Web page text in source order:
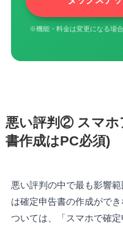
※機能・料金は変更になる場
悪い評判② スマホ
書作成はPC必須)
悪い評判の中で最も影響
は確定申告書の作成がで
ついては、「スマホで確